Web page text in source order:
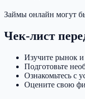
Займы онлайн могут
Чек-лист
Изучите рынок
Подготовьте
Ознакомьтесь с
Оцените свою